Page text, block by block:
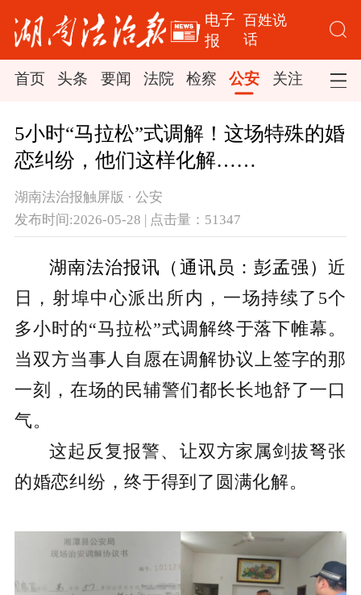
电子
报
百姓说
话
首页 头条 要闻 法院 检察 公安 关注 司法
5小时“马拉松”式调解！这场特殊的婚
恋纠纷，他们这样化解……
湖南法治报触屏版 · 公安
发布时间:2026-05-28 | 点击量：51347
湖南法治报讯（通讯员：彭孟强）近
日，射埠中心派出所内，一场持续了5个
多小时的“马拉松”式调解终于落下帷幕。
当双方当事人自愿在调解协议上签字的那
一刻，在场的民辅警们都长长地舒了一口
气。
这起反复报警、让双方家属剑拔弩张
的婚恋纠纷，终于得到了圆满化解。